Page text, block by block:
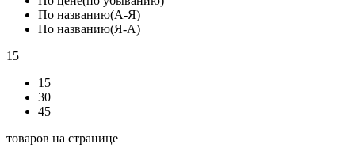
По названию(А-Я)
По названию(Я-А)
15
15
30
45
товаров на странице